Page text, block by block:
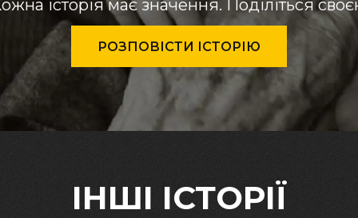
історія має значення. Поділіться
РОЗПОВІСТИ ІСТОРІЮ
ІНШІ ІСТОРІЇ